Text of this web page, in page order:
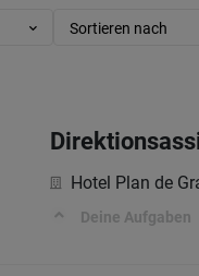
Sortieren nach
Hotel Plan de
Deine Aufgaben